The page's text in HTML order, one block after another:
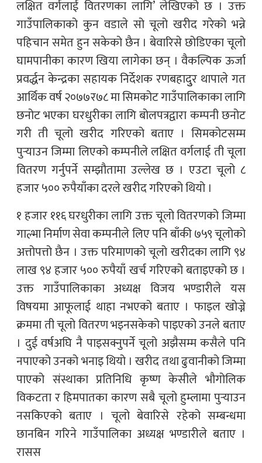
लक्षित वर्गलाई वितरणका लागि’ लेखिएको छ । उक्त
गाउँपालिकाको कुन वडाले सो चूलो खरीद गरेको भन्ने
पहिचान समेत हुन सकेको छैन । बेवारिसे छोडिएका चूलो
घामपानीका कारण खिया लागेका छन् । वैकल्पिक ऊर्जा
प्रवर्द्धन केन्द्रका सहायक निर्देशक रणबहादुुर थापाले गत
आर्थिक वर्ष २०७७र७८ मा सिमकोट गाउँपालिकाका लागि
छनोट भएका घरधुरीका लागि बोलपत्रद्वारा कम्पनी छनोट
गरी ती चूलो खरीद गरिएको बताए । सिमकोटसम्म
पुर्‍याउन जिम्मा लिएको कम्पनीले लक्षित वर्गलाई ती चूला
वितरण गर्नुपर्ने सम्झौतामा उल्लेख छ । एउटा चूलो ८
हजार ५०० रुपैयाँका दरले खरीद गरिएको थियो ।
१ हजार ११६ घरधुरीका लागि उक्त चूलो वितरणको जिम्मा
गाल्भा निर्माण सेवा कम्पनीले लिए पनि बाँकी ७५९ चूलोको
अत्तोपत्तो छैन । उक्त परिमाणको चूलो खरीदका लागि ९४
लाख ९४ हजार ५०० रुपैयाँ खर्च गरिएको बताइएको छ ।
उक्त गाउँपालिकाका अध्यक्ष विजय भण्डारीले यस
विषयमा आफूलाई थाहा नभएको बताए । फाइल खोज्ने
क्रममा ती चूलो वितरण भइनसकेको पाइएको उनले बताए
। दुई वर्षअघि नै पाइसक्नुपर्ने चूलो अझैसम्म कसैले पनि
नपाएको उनको भनाइ थियो । खरीद तथा ढुवानीको जिम्मा
पाएको संस्थाका प्रतिनिधि कृष्ण केसीले भौगोलिक
विकटता र हिमपातका कारण सबै चूलो हुम्लामा पुर्‍याउन
नसकिएको बताए । चूलो बेवारिसे रहेको सम्बन्धमा
छानबिन गरिने गाउँपालिका अध्यक्ष भण्डारीले बताए ।
रासस